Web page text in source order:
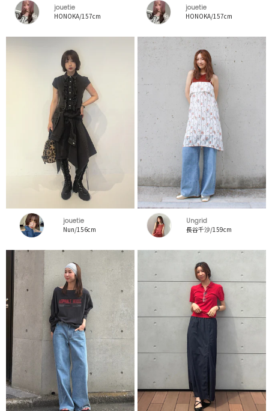
jouetie
HONOKA/157cm
jouetie
HONOKA/157cm
jouetie
Nun/156cm
Ungrid
長谷千沙/159cm